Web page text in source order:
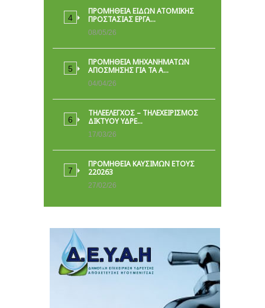
ΠΡΟΜΉΘΕΙΑ ΕΙΔΏΝ ΑΤΟΜΙΚΉΣ
ΠΡΟΣΤΑΣΊΑΣ ΕΡΓΑ…
08/05/26
ΠΡΟΜΗΘΕΙΑ ΜΗΧΑΝΗΜΑΤΩΝ
ΑΠΟΣΜΗΣΗΣ ΓΙΑ ΤΑ Α…
04/04/26
ΤΗΛΕΕΛΕΓΧΟΣ – ΤΗΛΕΧΕΙΡΙΣΜΟΣ
ΔΙΚΤΥΟΥ ΥΔΡΕ…
17/03/26
ΠΡΟΜΗΘΕΙΑ ΚΑΥΣΙΜΩΝ ΕΤΟΥΣ
220263
27/02/26